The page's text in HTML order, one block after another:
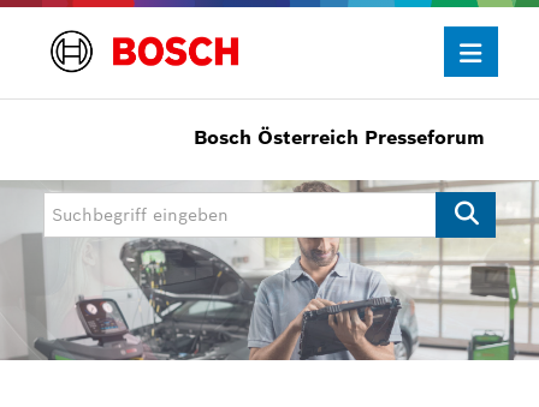
Presseinformationen
Allgemein/Wirtschaft
Bosch Innovationspreis
eBike Systems
Mobility
Bosch Österreich Presseforum